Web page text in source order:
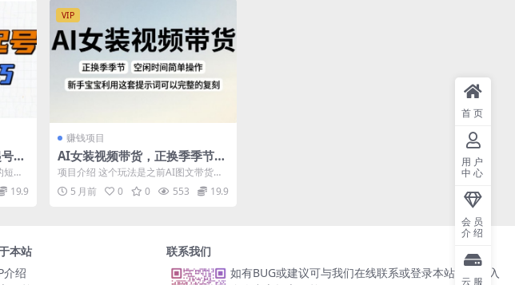
燃
剧
，
19.9
VIP
赚钱项目
AI女装视频带货，正换季季节，
空闲时间简单操作，新手宝宝利
用这套提示词可以完整的复刻
项目介绍 这个玩法是之前AI图文带货的
延伸，图文有局限先，利用视频不仅可
以看美女...
5 月前 0 0 553 19.9
本站
介绍
联系我们
如有BUG或建议可与我们在线联系或登录本站账号进入
首页
用户
中心
会员
介绍
云服